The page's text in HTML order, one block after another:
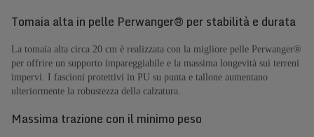
Tomaia alta in pelle Perwanger® per stabilità e durata
La tomaia alta circa 20 cm è realizzata con la migliore pelle Perwanger®
per offrire un supporto impareggiabile e la massima longevità sui terreni
impervi. I fascioni protettivi in PU su punta e tallone aumentano
ulteriormente la robustezza della calzatura.
Massima trazione con il minimo peso